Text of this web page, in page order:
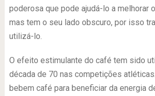
poderosa que pode ajudá-lo a melhorar
mas tem o seu lado obscuro, por isso
utilizá-lo.
O efeito estimulante do café tem sido
década de 70 nas competições
bebem café para beneficiar da energia